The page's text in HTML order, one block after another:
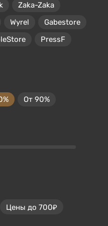
Zaka-Zaka
Wyrel
Gabestore
PressF
От 90%
Цены до 700₽